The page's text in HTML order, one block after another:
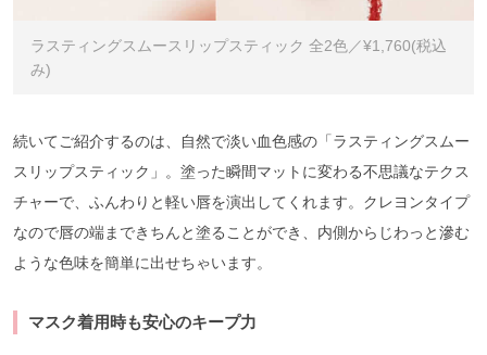
ラスティングスムースリップスティック 全2色／¥1,760(税込
み)
続いてご紹介するのは、自然で淡い血色感の「ラスティングスムー
スリップスティック」。塗った瞬間マットに変わる不思議なテクス
チャーで、ふんわりと軽い唇を演出してくれます。クレヨンタイプ
なので唇の端まできちんと塗ることができ、内側からじわっと滲む
ような色味を簡単に出せちゃいます。
マスク着用時も安心のキープ力